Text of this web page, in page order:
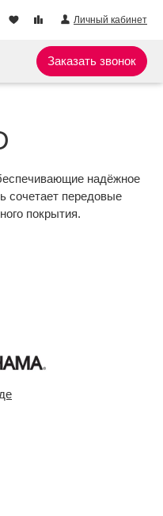
Личный кабинет
Заказать звонок
надёжное
сочетает передовые
покрытия.